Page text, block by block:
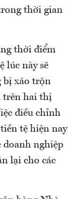
thời gian
thời điểm
lúc này sẽ
bị xáo trộn
trên hai thị
điều chỉnh
tệ hiện nay
doanh nghiệp
lại cho các